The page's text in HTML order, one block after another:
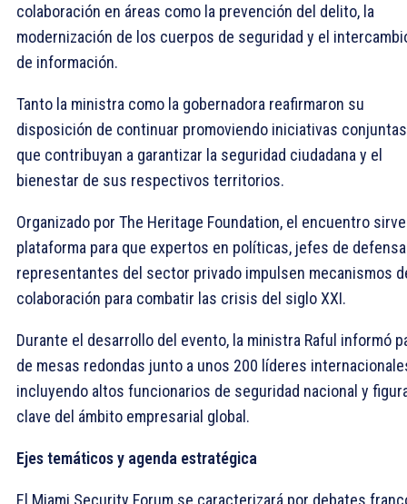
colaboración en áreas como la prevención del delito, la
modernización de los cuerpos de seguridad y el
de información.
Tanto la ministra como la gobernadora reafirmaron su
disposición de continuar promoviendo iniciativas conjuntas
que contribuyan a garantizar la seguridad ciudadana y el
bienestar de sus respectivos territorios.
Organizado por The Heritage Foundation, el encuentro
plataforma para que expertos en políticas, jefes de
representantes del sector privado impulsen mecanismos
colaboración para combatir las crisis del siglo XXI.
​Durante el desarrollo del evento, la ministra Raful informó
de mesas redondas junto a unos 200 líderes
incluyendo altos funcionarios de seguridad nacional y
clave del ámbito empresarial global.
Ejes temáticos y agenda estratégica
​El Miami Security Forum se caracterizará por debates